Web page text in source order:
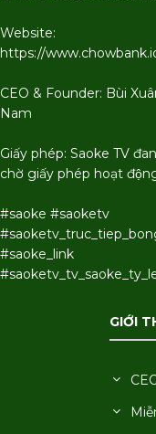
Website:
https://
CEO & Founder: Bùi
Nam
Giấy phép: Saoke TV
chờ giấy phép hoạt
#saoke #saoketv
#saoke_link
GIỚI